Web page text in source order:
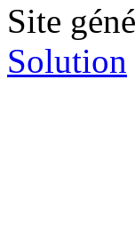
Site
Solution